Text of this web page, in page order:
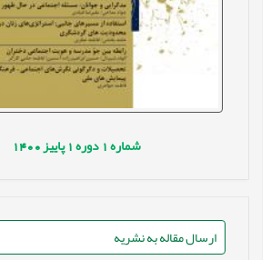
شماره1 دوره1 پاییز1400
ارسال مقاله به نشریه